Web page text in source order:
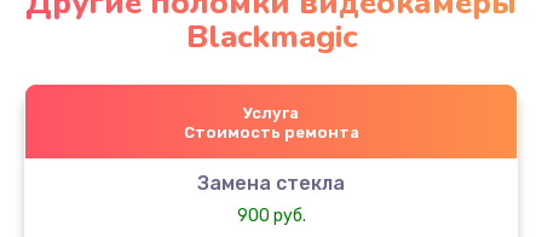
Blackmagic
Услуга
Стоимость ремонта
Замена стекла
900 руб.